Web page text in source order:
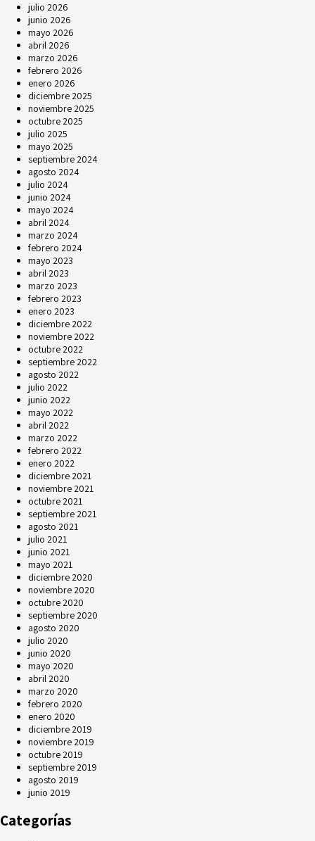
julio 2026
junio 2026
mayo 2026
abril 2026
marzo 2026
febrero 2026
enero 2026
diciembre 2025
noviembre 2025
octubre 2025
julio 2025
mayo 2025
septiembre 2024
agosto 2024
julio 2024
junio 2024
mayo 2024
abril 2024
marzo 2024
febrero 2024
mayo 2023
abril 2023
marzo 2023
febrero 2023
enero 2023
diciembre 2022
noviembre 2022
octubre 2022
septiembre 2022
agosto 2022
julio 2022
junio 2022
mayo 2022
abril 2022
marzo 2022
febrero 2022
enero 2022
diciembre 2021
noviembre 2021
octubre 2021
septiembre 2021
agosto 2021
julio 2021
junio 2021
mayo 2021
diciembre 2020
noviembre 2020
octubre 2020
septiembre 2020
agosto 2020
julio 2020
junio 2020
mayo 2020
abril 2020
marzo 2020
febrero 2020
enero 2020
diciembre 2019
noviembre 2019
octubre 2019
septiembre 2019
agosto 2019
junio 2019
Categorías